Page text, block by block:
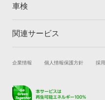
車検
トップ
車検の基礎知識
関連サービス
試乗・商談
キズ修理予約
企業情報 個人情報保護方針 採